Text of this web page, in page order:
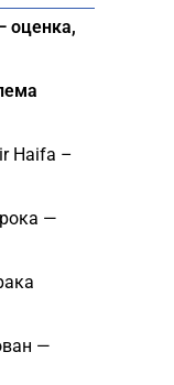
оценка,
Haifa –
—
—